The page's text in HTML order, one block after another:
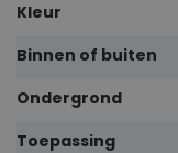
Kleur
Binnen of buiten
Ondergrond
Toepassing